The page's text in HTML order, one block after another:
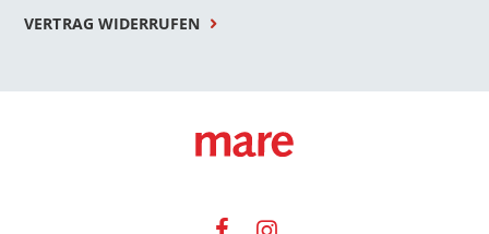
VERTRAG WIDERRUFEN